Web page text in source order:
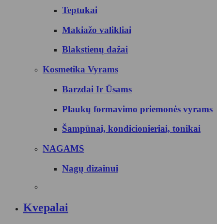
Teptukai
Makiažo valikliai
Blakstienų dažai
Kosmetika Vyrams
Barzdai Ir Ūsams
Plaukų formavimo priemonės vyrams
Šampūnai, kondicionieriai, tonikai
NAGAMS
Nagų dizainui
Kvepalai